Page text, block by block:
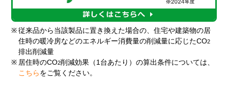
※ 従来品から当該製品に置き換えた場合の、住宅や建築物の居
住時の暖冷房などのエネルギー消費量の削減量に応じたCO2
排出削減量
※ 居住時のCO2削減効果（1台あたり）の算出条件については、
こちら をご覧ください。